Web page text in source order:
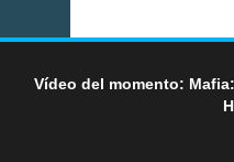
Vídeo del momento: